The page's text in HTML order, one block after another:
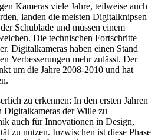
Kameras viele Jahre, teilweise auch
landen die meisten Digitalknipsen
Schublade und müssen einem
Die technischen Fortschritte
Digitalkameras haben einen Stand
Verbesserungen mehr zulässt. Der
um die Jahre 2008-2010 und hat
zu erkennen: In den ersten Jahren
Digitalkameras der Wille zu
auch für Innovationen in Design,
zu nutzen. Inzwischen ist diese Phase